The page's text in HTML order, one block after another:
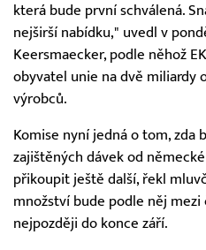
která bude první schválená.
nejširší nabídku," uvedl v
Keersmaecker, podle něhož
obyvatel unie na dvě miliardy
výrobců.
Komise nyní jedná o tom, zda
zajištěných dávek od
přikoupit ještě další, řekl
množství bude podle něj
nejpozději do konce září.